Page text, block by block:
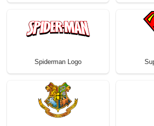
Spiderman Logo